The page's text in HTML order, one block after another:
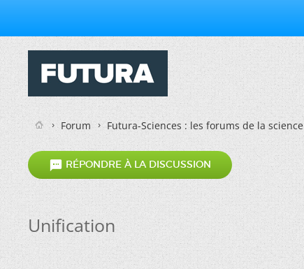
Forum Futura-Sciences : les forums de la science
 RÉPONDRE À LA DISCUSSION
Unification